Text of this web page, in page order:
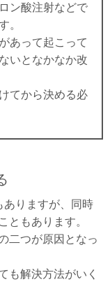
ン酸注射などで
。
あって起こって
いとなかなか改
てから決める必
ありますが、同時
ともあります。
二つが原因となっ
も解決方法がいく